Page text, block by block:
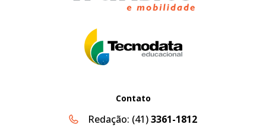
Contato
Redação: (41)3361-1812